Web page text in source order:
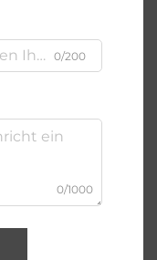
0/200
0/1000